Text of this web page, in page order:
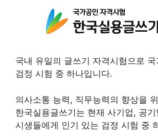
국내 유일의 글쓰기 자격시험으로
검정 시험 중 하나입니다.
의사소통 능력, 직무능력의 향상을
한국실용글쓰기는 현재 사기업, 공
시생들에게 인기 있는 검정 시험 중